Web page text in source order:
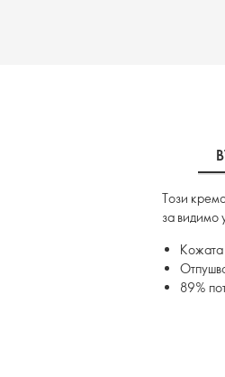
Този
за видимо
Кожата
89%